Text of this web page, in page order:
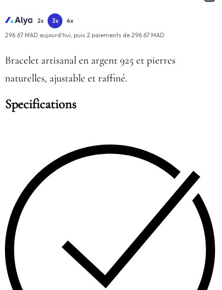
2x 3x
4x
296.67 MAD aujourd'hui, puis 2 paiements de 296.67 MAD
Bracelet artisanal en argent 925 et pierres
naturelles, ajustable et raffiné.
Specifications